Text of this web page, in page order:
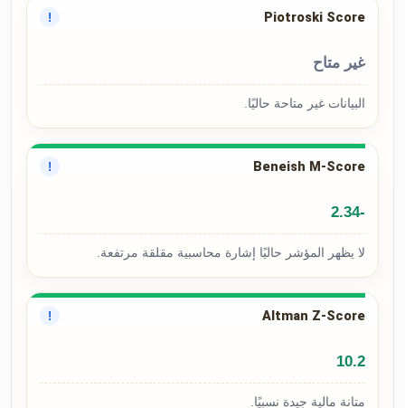
Piotroski Score
!
غير متاح
البيانات غير متاحة حاليًا.
Beneish M-Score
!
-2.34
لا يظهر المؤشر حاليًا إشارة محاسبية مقلقة مرتفعة.
Altman Z-Score
!
10.2
متانة مالية جيدة نسبيًا.